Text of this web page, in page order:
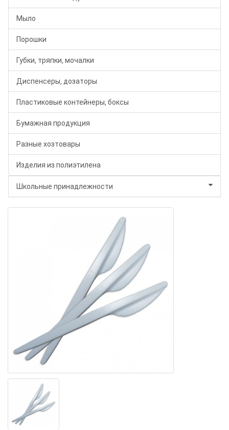
Мыло
Порошки
Губки, тряпки, мочалки
Диспенсеры, дозаторы
Пластиковые контейнеры, боксы
Бумажная продукция
Разные хозтовары
Изделия из полиэтилена
Школьные принадлежности